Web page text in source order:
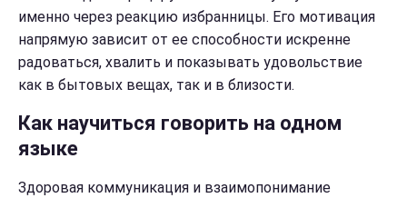
именно через реакцию избранницы. Его мотивация
напрямую зависит от ее способности искренне
радоваться, хвалить и показывать удовольствие
как в бытовых вещах, так и в близости.
Как научиться говорить на одном
языке
Здоровая коммуникация и взаимопонимание